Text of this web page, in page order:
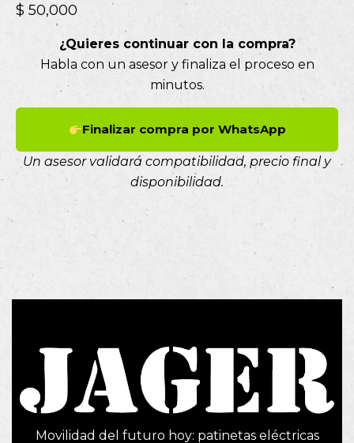
$ 50,000
¿Quieres continuar con la compra?
Habla con un asesor y finaliza el proceso en
minutos.
Finalizar compra por WhatsApp
Un asesor validará compatibilidad, precio final y
disponibilidad.
Movilidad del futuro hoy: patinetas eléctricas